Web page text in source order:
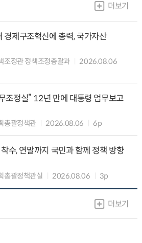
더보기
경제구조혁신에 총력, 국가자산
조정관 정책조정총괄과
2026.08.06
조정실” 12년 만에 대통령 업무보고
총괄정책관 2026.08.06 6p
수, 연말까지 국민과 함께 정책 방향
총괄정책관실 2026.08.06 3p
더보기